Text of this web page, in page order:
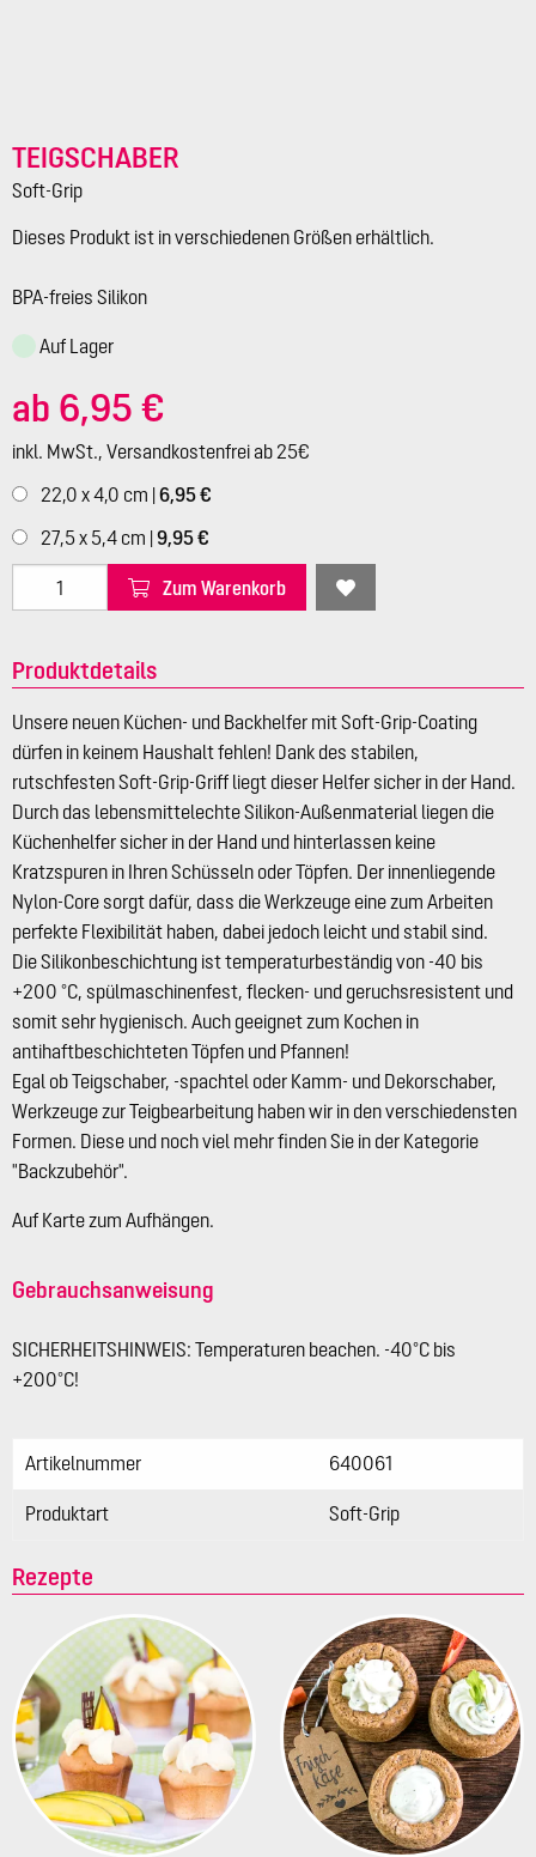
TEIGSCHABER
Soft-Grip
Dieses Produkt ist in verschiedenen Größen erhältlich.
BPA-freies Silikon
Auf Lager
ab 6,95 €
inkl. MwSt., Versandkostenfrei ab 25€
22,0 x 4,0 cm |6,95 €
27,5 x 5,4 cm |9,95 €
Zum Warenkorb
Produktdetails
Unsere neuen Küchen- und Backhelfer mit Soft-Grip-Coating
dürfen in keinem Haushalt fehlen! Dank des stabilen,
rutschfesten Soft-Grip-Griff liegt dieser Helfer sicher in der Hand.
Durch das lebensmittelechte Silikon-Außenmaterial liegen die
Küchenhelfer sicher in der Hand und hinterlassen keine
Kratzspuren in Ihren Schüsseln oder Töpfen. Der innenliegende
Nylon-Core sorgt dafür, dass die Werkzeuge eine zum Arbeiten
perfekte Flexibilität haben, dabei jedoch leicht und stabil sind.
Die Silikonbeschichtung ist temperaturbeständig von -40 bis
+200 °C, spülmaschinenfest, flecken- und geruchsresistent und
somit sehr hygienisch. Auch geeignet zum Kochen in
antihaftbeschichteten Töpfen und Pfannen!
Egal ob Teigschaber, -spachtel oder Kamm- und Dekorschaber,
Werkzeuge zur Teigbearbeitung haben wir in den verschiedensten
Formen. Diese und noch viel mehr finden Sie in der Kategorie
"Backzubehör".
Auf Karte zum Aufhängen.
Gebrauchsanweisung
SICHERHEITSHINWEIS: Temperaturen beachen. -40°C bis
+200°C!
Artikelnummer 640061
Produktart Soft-Grip
Rezepte